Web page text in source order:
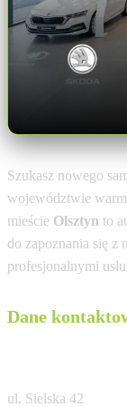
Szukasz nowego
województwie
mieście Olsztyn to
do zapoznania się z
profesjonalnymi
Dane
ul. Sielska 42